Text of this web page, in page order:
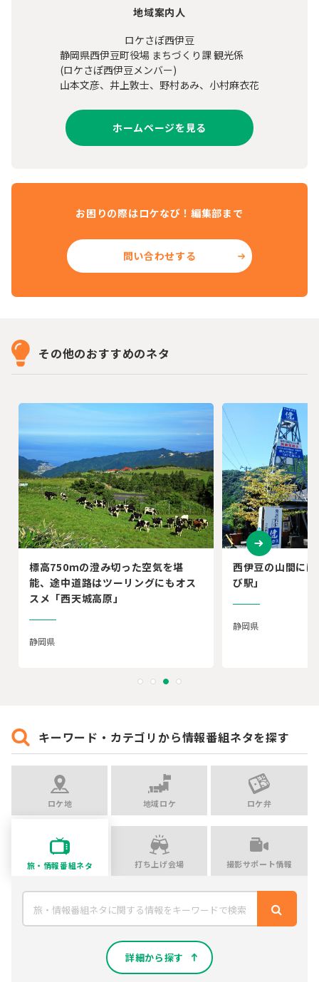
地域案内人
ロケさぽ西伊豆
静岡県西伊豆町役場 まちづくり課 観光係
(ロケさぽ西伊豆メンバー)
山本文彦、井上敦士、野村あみ、小村麻衣花
ホームページを見る
お困りの際はロケなび！編集部まで
問い合わせする
その他のおすすめのネタ
標高750ｍの澄み切った空気を堪
能、途中道路はツーリングにもオス
スメ「西天城高原」
静岡県
西伊豆の山間に
び駅」
静岡県
キーワード・カテゴリから情報番組ネタを探す
ロケ地 地域ロケ ロケ弁
旅・情報番組ネタ 打ち上げ会場 撮影サポート情報
詳細から探す